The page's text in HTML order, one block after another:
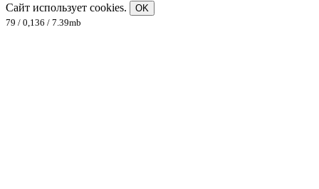
Сайт использует cookies.
OK
79 / 0,136 / 7.39mb